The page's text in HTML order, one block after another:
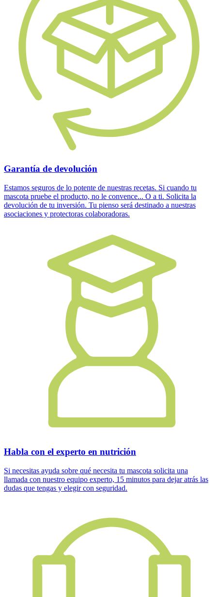
Garantía de devolución
Estamos seguros de lo potente de nuestras recetas. Si cuando tu
mascota pruebe el producto, no le convence... O a ti. Solicita la
devolución de tu inversión. Tu pienso será destinado a nuestras
asociaciones y protectoras colaboradoras.
Habla con el experto en nutrición
Si necesitas ayuda sobre qué necesita tu mascota solicita una
llamada con nuestro equipo experto, 15 minutos para dejar atrás las
dudas que tengas y elegir con seguridad.